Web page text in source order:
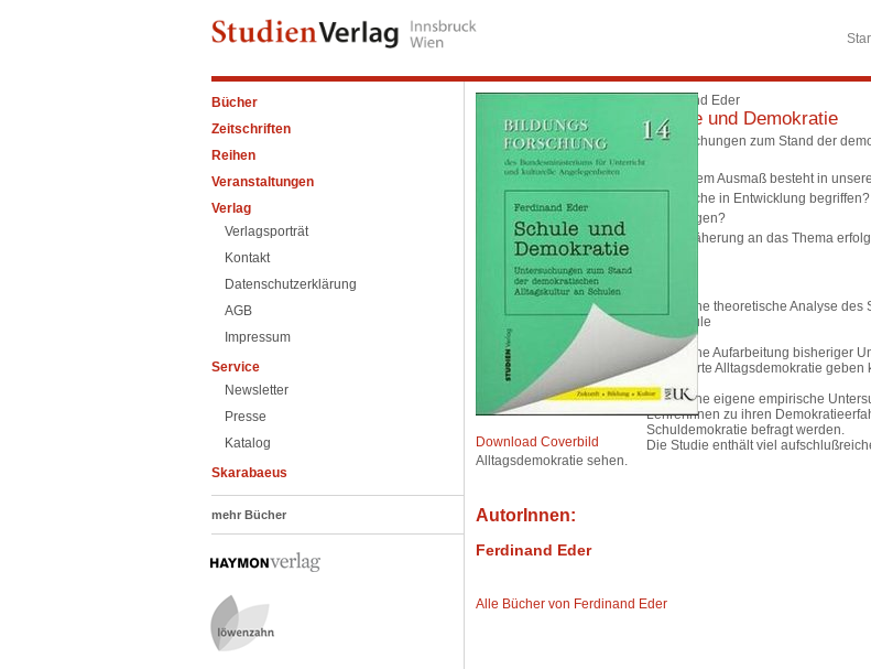
Bücher
Zeitschriften
Reihen
Veranstaltungen
Verlag
Verlagsporträt
Kontakt
Datenschutzerklärung
AGB
Impressum
Service
Newsletter
Presse
Katalog
Skarabaeus
mehr Bücher
Download Coverbild
Ferdinand Eder
Schule und Demokratie
Untersuchungen zum Stand der
In welchem Ausmaß besteht in
eine solche in Entwicklung
mitgetragen?
Die Annäherung an das Thema
durch eine theoretische Analyse
der Schule
durch eine Aufarbeitung bisheriger
praktizierte Alltagsdemokratie geben
durch eine eigene empirische
LehrerInnen zu ihren
Schuldemokratie befragt werden.
Die Studie enthält viel
Alltagsdemokratie sehen.
AutorInnen:
Ferdinand Eder
Alle Bücher von Ferdinand Eder